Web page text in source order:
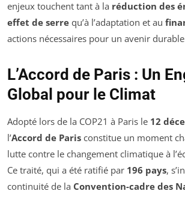
enjeux touchent tant à la réduction des
effet de serre qu’à l’adaptation et au
actions nécessaires pour un avenir
L’Accord de Paris : Un
Global pour le Climat
Adopté lors de la COP21 à Paris le 12
l’Accord de Paris constitue un moment
lutte contre le changement climatique à
Ce traité, qui a été ratifié par 196 pays,
continuité de la Convention-cadre des